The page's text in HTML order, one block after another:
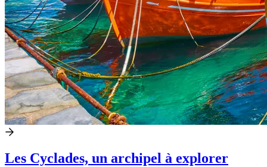
Les Cyclades, un archipel à explorer